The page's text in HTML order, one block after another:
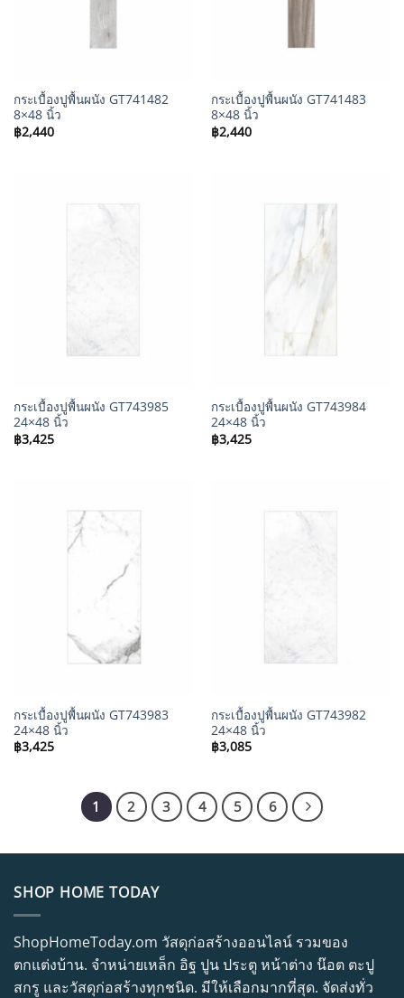
กระเบื้องปูพื้นผนัง GT741482
8×48 นิ้ว
฿2,440
กระเบื้องปูพื้นผนัง GT741483
8×48 นิ้ว
฿2,440
กระเบื้องปูพื้นผนัง GT743985
24×48 นิ้ว
฿3,425
กระเบื้องปูพื้นผนัง GT743984
24×48 นิ้ว
฿3,425
กระเบื้องปูพื้นผนัง GT743983
24×48 นิ้ว
฿3,425
กระเบื้องปูพื้นผนัง GT743982
24×48 นิ้ว
฿3,085
1 2 3 4 5 6
SHOP HOME TODAY
ShopHomeToday.om วัสดุก่อสร้างออนไลน์ รวมของ
ตกแต่งบ้าน. จำหน่ายเหล็ก อิฐ ปูน ประตู หน้าต่าง น๊อต ตะปู
สกรู และวัสดุก่อสร้างทุกชนิด. มีให้เลือกมากที่สุด. จัดส่งทั่ว